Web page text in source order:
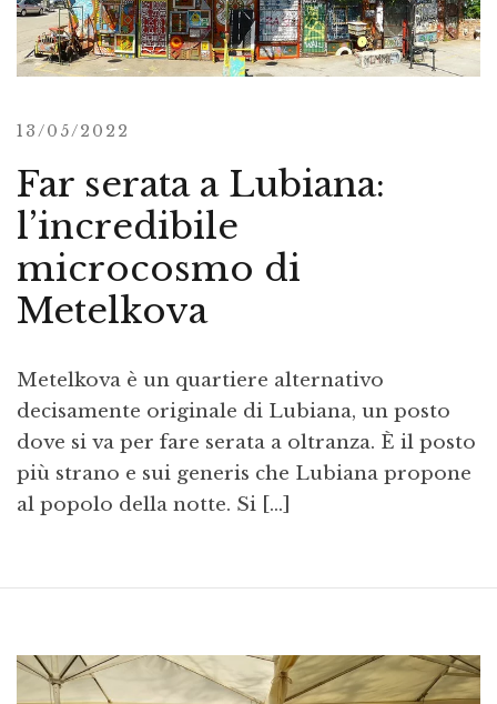
13/05/2022
Far serata a Lubiana:
l’incredibile
microcosmo di
Metelkova
Metelkova è un quartiere alternativo
decisamente originale di Lubiana, un posto
dove si va per fare serata a oltranza. È il posto
più strano e sui generis che Lubiana propone
al popolo della notte. Si […]